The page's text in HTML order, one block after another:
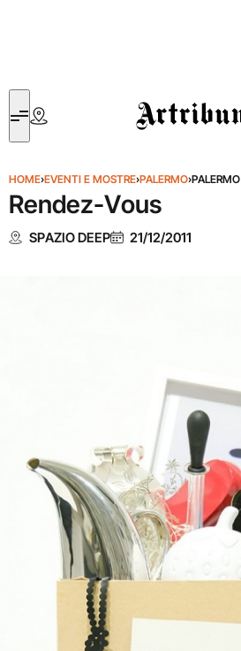
Artribune
HOME›EVENTI E MOSTRE›PALERMO›PALERMO
Rendez-Vous
SPAZIO DEEP 21/12/2011